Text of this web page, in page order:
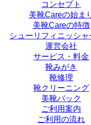
コンセプト
美靴Careの始ま
美靴Careの特徴
シューリフィニッシャ
運営会社
サービス・料金
靴みがき
靴修理
靴クリーニング
美靴パック
ご利用案内
ご利用の流れ